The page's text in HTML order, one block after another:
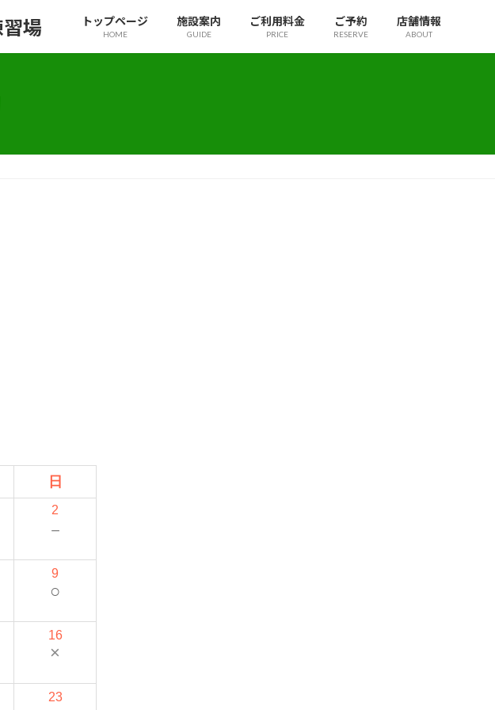
トップページ
HOME
施設案内
GUIDE
ご利用料金
PRICE
ご予約
RESERVE
店舗情報
ABOUT
日
2
－
9
○
16
×
23